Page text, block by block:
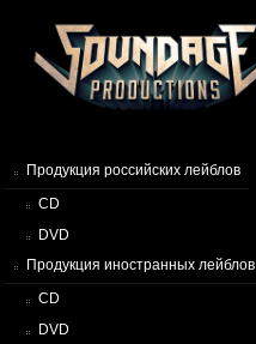
Продукция российских лейблов
CD
DVD
Продукция иностранных лейблов
CD
DVD